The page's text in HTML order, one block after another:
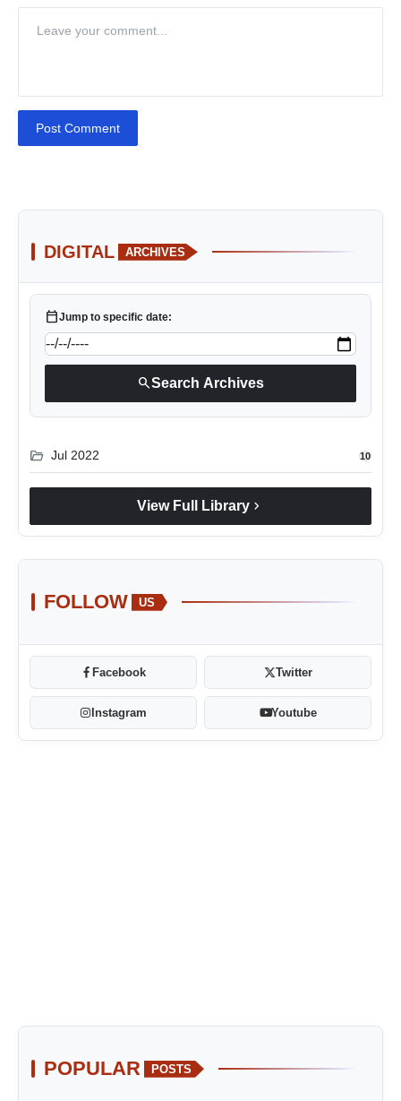
Post Comment
DIGITAL ARCHIVES
calendar_todayJump to specific date:
searchSearch Archives
folder_open Jul 2022 10
View Full Library chevron_right
FOLLOW US
Facebook Twitter
Instagram Youtube
POPULAR POSTS